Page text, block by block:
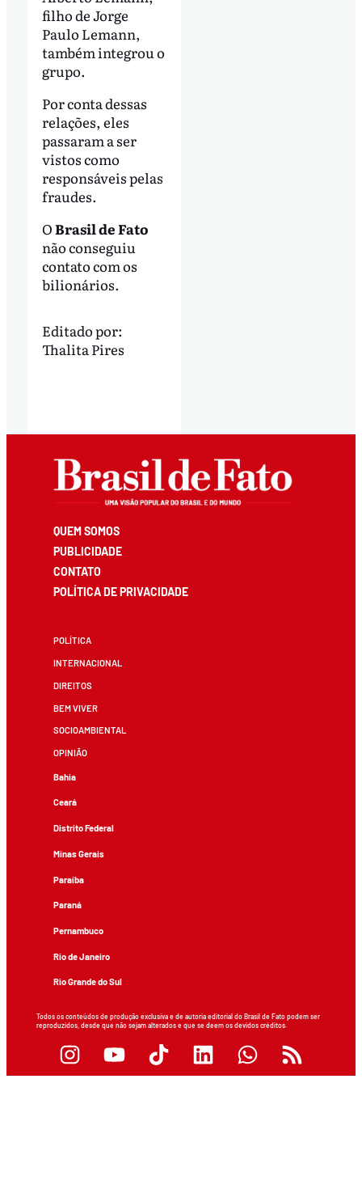
filho de Jorge
Paulo Lemann,
também integrou o
grupo.
Por conta dessas
relações, eles
passaram a ser
vistos como
responsáveis pelas
fraudes.
OBrasil de Fato
não conseguiu
contato com os
bilionários.
Editado por:
Thalita Pires
QUEM SOMOS
PUBLICIDADE
CONTATO
POLÍTICA DE PRIVACIDADE
POLÍTICA
INTERNACIONAL
DIREITOS
BEM VIVER
SOCIOAMBIENTAL
OPINIÃO
Bahia
Ceará
Distrito Federal
Minas Gerais
Paraíba
Paraná
Pernambuco
Rio de Janeiro
Rio Grande do Sul
Todos os conteúdos de produção exclusiva e de autoria editorial do Brasil de Fato podem ser
reproduzidos, desde que não sejam alterados e que se deem os devidos créditos.